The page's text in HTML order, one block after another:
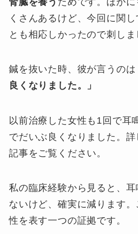
くさんあるけど、今回に関
とも相応しかったので刺しま
鍼を抜いた時、彼が言うのは
良くなりました。」
以前治療した女性も1回で耳
でだいぶ良くなりました。
記事をご覧ください。
私の臨床経験から見ると、
ないけど、確実に減ります
性を表す一つの証拠です。